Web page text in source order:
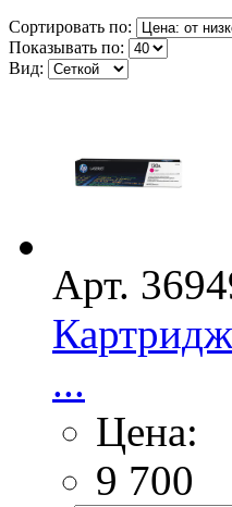
Сортировать по:
Показывать по:
Вид:
Арт.
...
Цена:
9 700